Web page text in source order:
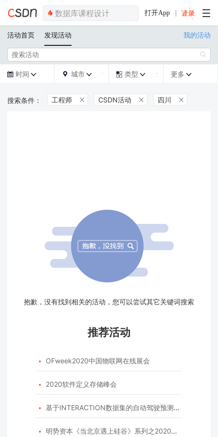
打开App
活动首页 发现活动 我的活动

 时间   城市   类型  更多 
工程师  CSDN活动  四川 
抱歉，没有找到相关的活动，您可以尝试其它关键词搜索
推荐活动
 OFweek2020中国物联网在线展会
 2020软件定义存储峰会
 基于INTERACTION数据集的自动驾驶预测模型挑战赛
 明势资本《当北京遇上硅谷》系列之2020年度开源峰会